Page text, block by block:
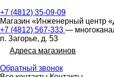
+7 (4812) 35-09-09
Магазин «Инженерный центр
+7 (4812) 567-333 —
п. Загорье, д. 53
Адреса магазинов
Обратный звонок